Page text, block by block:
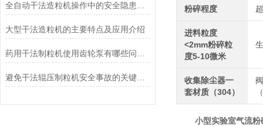
大型干法造粒机的主要特点及应用介绍
避免干法辊压制粒机安全事故的关键步骤
粉碎程度
进料粒度
<2mm粉碎粒
度5-10微米
收集除尘器一
套材质（304）
小型实验室气流粉